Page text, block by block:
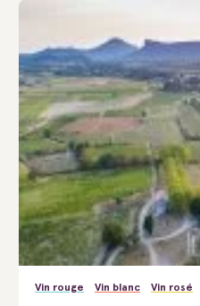
Vin rouge Vin blanc Vin rosé